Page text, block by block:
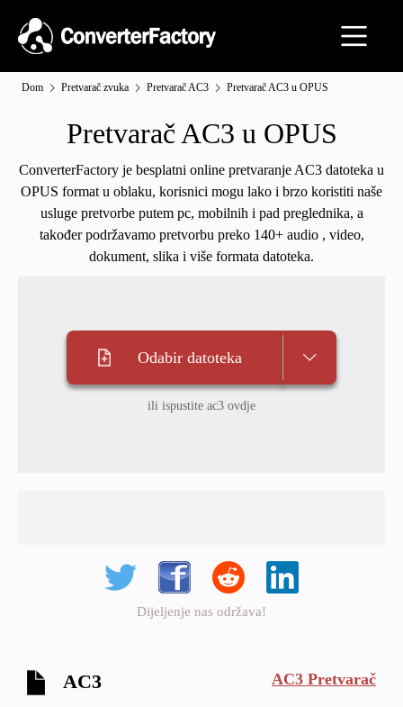
Dom Pretvarač zvuka Pretvarač AC3 Pretvarač AC3 u OPUS
Pretvarač AC3 u OPUS
ConverterFactory je besplatni online pretvaranje AC3 datoteka u
OPUS format u oblaku, korisnici mogu lako i brzo koristiti naše
usluge pretvorbe putem pc, mobilnih i pad preglednika, a
također podržavamo pretvorbu preko 140+ audio , video,
dokument, slika i više formata datoteka.
Odabir datoteka
ili ispustite ac3 ovdje
Dijeljenje nas održava!
AC3 AC3 Pretvarač